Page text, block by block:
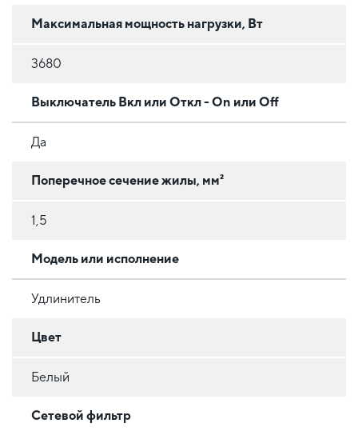
Максимальная мощность нагрузки, Вт
3680
Выключатель Вкл или Откл - On или Off
Да
Поперечное сечение жилы, мм²
1,5
Модель или исполнение
Удлинитель
Цвет
Белый
Сетевой фильтр